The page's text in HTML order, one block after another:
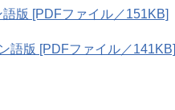
版 [PDFファイル／151KB]
語版 [PDFファイル／141KB]